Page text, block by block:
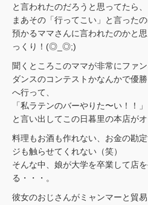
と言われたのだろうと思ってたら、
まあその「行ってこい」と言った
預かるママさんに言われたのかと
っくり！(◎_◎;)
聞くところこのママが非常にファン
ダンスのコンテストかなんかで優
へ行って、
「私ラテンのバーやりた〜い！！」
と言い出してこの日暮里の本店がオ
料理もお酒も作れない、お金の勘
ジも触らせてくれない（笑）
そんな中、娘が大学を卒業して店
る・・・。
彼女のおじさんがミャンマーと貿易